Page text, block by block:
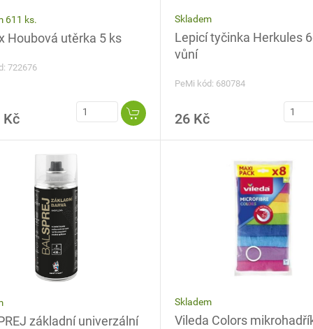
611 ks.
Houbová utěrka 5 ks
722676
Kč
Skladem
Lepicí tyčinka Herkules
vůní
PeMi kód: 680784
26 Kč
základní univerzální
Skladem
Vileda Colors